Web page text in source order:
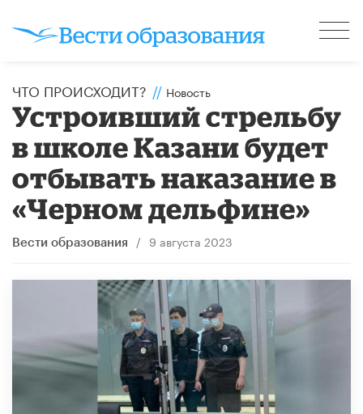
ЧТО ПРОИСХОДИТ? // Новость
Устроивший стрельбу
в школе Казани будет
отбывать наказание в
«Черном дельфине»
Вести образования / 9 августа 2023